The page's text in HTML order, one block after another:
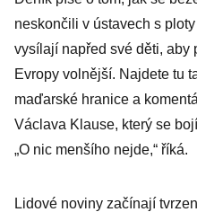
neskončili v ústavech s
vysílají napřed své děti, aby
Evropy volnější. Najdete tu
maďarské hranice a
Václava Klause, který se
„O nic menšího nejde,“ říká.
Lidové noviny začínají